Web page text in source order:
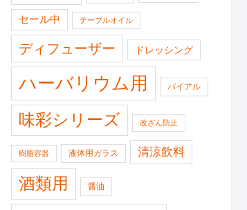
セール中 テーブルオイル
ディフューザー ドレッシング
ハーバリウム用 バイアル
味彩シリーズ 改ざん防止
樹脂容器 液体用ガラス 清涼飲料
酒類用 醤油